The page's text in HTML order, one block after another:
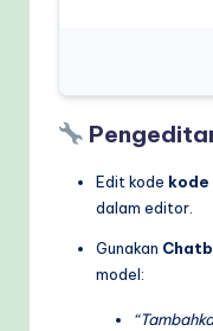
Edit kode kode
dalam editor.
Gunakan
model: